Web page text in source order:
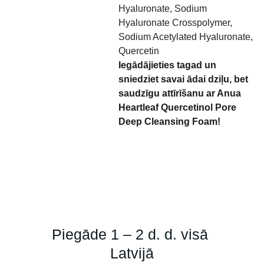
Hyaluronate, Sodium
Hyaluronate Crosspolymer,
Sodium Acetylated Hyaluronate,
Quercetin
Iegādājieties tagad un
sniedziet savai ādai dziļu, bet
saudzīgu attīrīšanu ar Anua
Heartleaf Quercetinol Pore
Deep Cleansing Foam!
Piegāde 1 – 2 d. d. visā
Latvijā